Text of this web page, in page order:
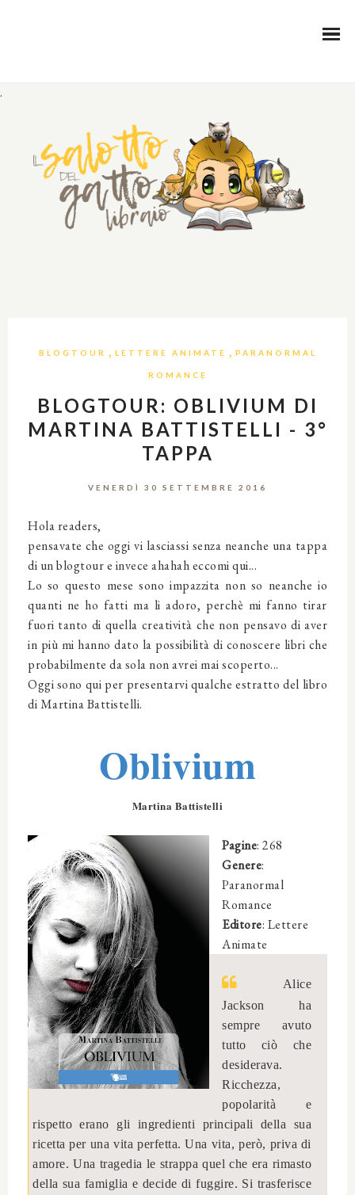
.
BLOGTOUR , LETTERE ANIMATE , PARANORMAL
ROMANCE
BLOGTOUR: OBLIVIUM DI
MARTINA BATTISTELLI - 3°
TAPPA
VENERDÌ 30 SETTEMBRE 2016
Hola readers,
pensavate che oggi vi lasciassi senza neanche una tappa
di un blogtour e invece ahahah eccomi qui...
Lo so questo mese sono impazzita non so neanche io
quanti ne ho fatti ma li adoro, perchè mi fanno tirar
fuori tanto di quella creatività che non pensavo di aver
in più mi hanno dato la possibilità di conoscere libri che
probabilmente da sola non avrei mai scoperto...
Oggi sono qui per presentarvi qualche estratto del libro
di Martina Battistelli.
Oblivium
Martina Battistelli
Pagine: 268
Genere:
Paranormal
Romance
Editore: Lettere
Animate
Alice
Jackson ha
sempre avuto
tutto ciò che
desiderava.
Ricchezza,
popolarità e
rispetto erano gli ingredienti principali della sua
ricetta per una vita perfetta. Una vita, però, priva di
amore. Una tragedia le strappa quel che era rimasto
della sua famiglia e decide di fuggire. Si trasferisce